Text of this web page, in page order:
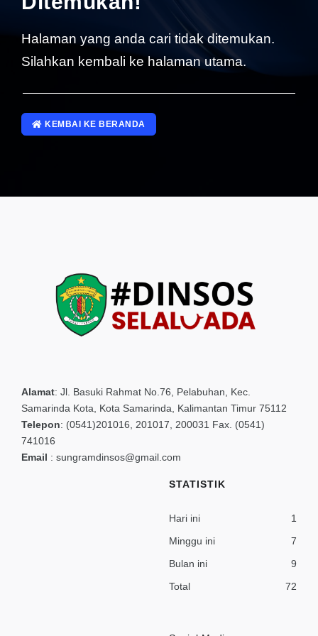
Halaman yang anda cari tidak ditemukan.
Silahkan kembali ke halaman utama.
KEMBAI KE BERANDA
Alamat: Jl. Basuki Rahmat No.76, Pelabuhan, Kec.
Samarinda Kota, Kota Samarinda, Kalimantan Timur 75112
Telepon: (0541)201016, 201017, 200031 Fax. (0541)
741016
Email : sungramdinsos@gmail.com
STATISTIK
Hari ini
1
Minggu ini
7
Bulan ini
9
Total
72